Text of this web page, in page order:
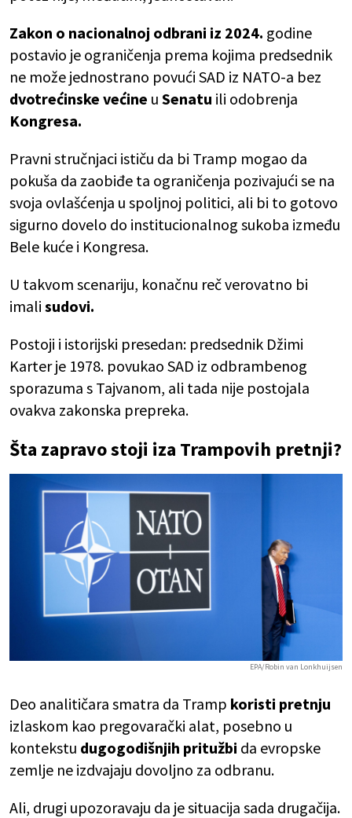
Zakon o nacionalnoj odbrani iz 2024. godine
postavio je ograničenja prema kojima predsednik
ne može jednostrano povući SAD iz NATO-a bez
dvotrećinske većine u Senatu ili odobrenja
Kongresa.
Pravni stručnjaci ističu da bi Tramp mogao da
pokuša da zaobiđe ta ograničenja pozivajući se na
svoja ovlašćenja u spoljnoj politici, ali bi to gotovo
sigurno dovelo do institucionalnog sukoba između
Bele kuće i Kongresa.
U takvom scenariju, konačnu reč verovatno bi
imali sudovi.
Postoji i istorijski presedan: predsednik Džimi
Karter je 1978. povukao SAD iz odbrambenog
sporazuma s Tajvanom, ali tada nije postojala
ovakva zakonska prepreka.
Šta zapravo stoji iza Trampovih pretnji?
EPA/Robin van Lonkhuijsen
Deo analitičara smatra da Tramp koristi pretnju
izlaskom kao pregovarački alat, posebno u
kontekstu dugogodišnjih pritužbi da evropske
zemlje ne izdvajaju dovoljno za odbranu.
Ali, drugi upozoravaju da je situacija sada drugačija.